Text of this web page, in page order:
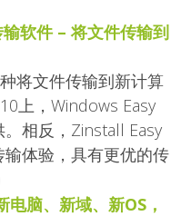
软件 – 将文件传输到
将文件传输到新计算
上，Windows Easy
相反，Zinstall Easy
体验，具有更优的传
脑、新域、新OS，